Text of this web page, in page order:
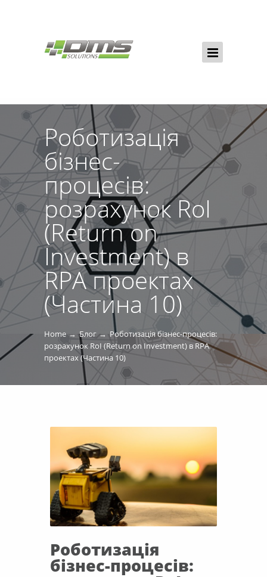
Роботизація
бізнес-
процесів:
розрахунок RoI
(Return on
Investment) в
RPA проектах
(Частина 10)
Home Блог
Роботизація бізнес-процесів:
розрахунок RoI (Return on Investment) в RPA
проектах (Частина 10)
Роботизація
бізнес-процесів: